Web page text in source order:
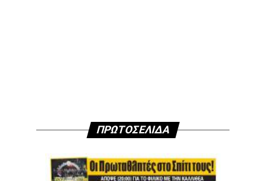
ΠΡΩΤΟΣΕΛΙΔΑ